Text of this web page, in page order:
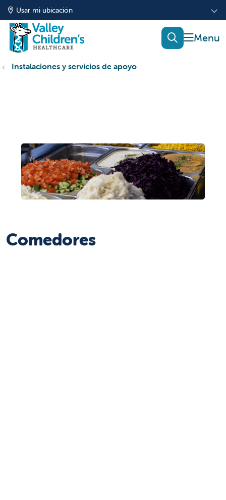
Usar mi ubicación
mostrar
buscar
Instalaciones y servicios de apoyo
Comedores